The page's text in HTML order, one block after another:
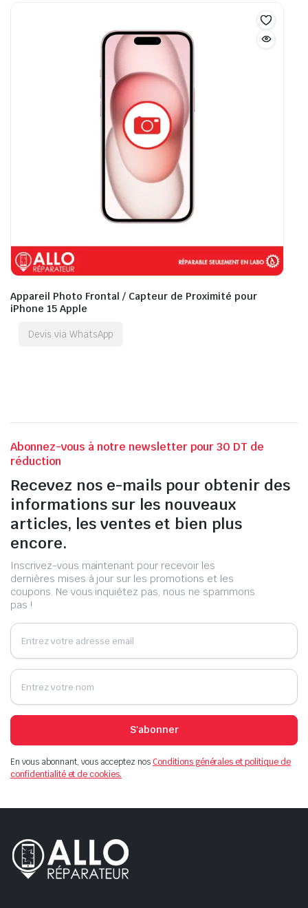
Appareil Photo Frontal / Capteur de Proximité pour
iPhone 15 Apple
Devis via WhatsApp
Abonnez-vous à notre newsletter pour 30 DT de
réduction
Recevez nos e-mails pour obtenir des
informations sur les nouveaux
articles, les ventes et bien plus
encore.
Inscrivez-vous maintenant pour recevoir les
dernières mises à jour sur les promotions et les
coupons. Ne vous inquiétez pas, nous ne spammons
pas !
S'abonner
En vous abonnant, vous acceptez nosConditions générales et politique de
confidentialité et de cookies.